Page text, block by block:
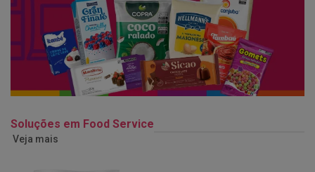
Soluções em Food Service
Veja mais